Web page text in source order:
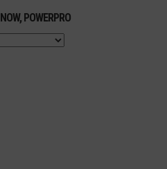
POWERPRO